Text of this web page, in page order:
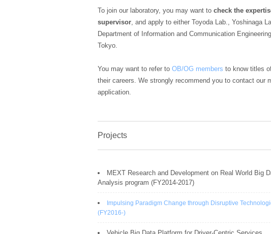
To join our laboratory, you may want to check the
supervisor, and apply to either Toyoda Lab., Yoshinaga
Department of Information and Communication
Tokyo.
You may want to refer to OB/OG members to know titles
their careers. We strongly recommend you to contact our
application.
Projects
MEXT Research and Development on Real World Big
Analysis program (FY2014-2017)
Impulsing Paradigm Change through Disruptive
(FY2016-)